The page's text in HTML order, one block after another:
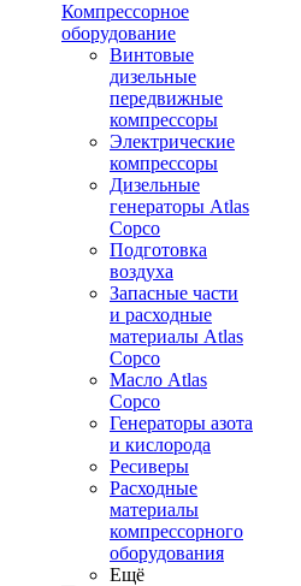
Компрессорное
оборудование
Винтовые
дизельные
передвижные
компрессоры
Электрические
компрессоры
Дизельные
генераторы Atlas
Copco
Подготовка
воздуха
Запасные части
и расходные
материалы Atlas
Copco
Масло Atlas
Copco
Генераторы азота
и кислорода
Ресиверы
Расходные
материалы
компрессорного
оборудования
Ещё